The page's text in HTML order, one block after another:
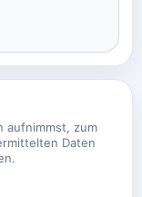
aufnimmst, zum
Daten